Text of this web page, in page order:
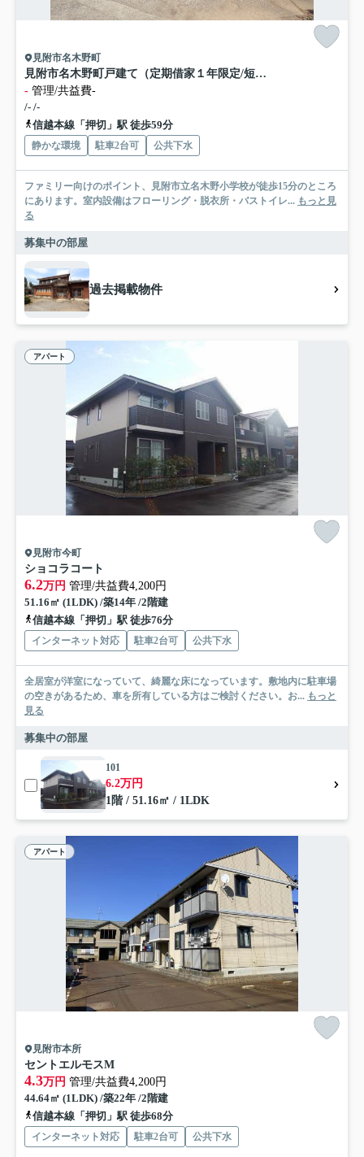
見附市名木野町
見附市名木野町戸建て（定期借家１年限定/短期解約金無）
- 管理/共益費-
/- /-
信越本線「押切」駅 徒歩59分
静かな環境 駐車2台可 公共下水
ファミリー向けのポイント、見附市立名木野小学校が徒歩15分のところ
にあります。室内設備はフローリング・脱衣所・バストイレ... もっと見
る
募集中の部屋
過去掲載物件
アパート
見附市今町
ショコラコート
6.2万円 管理/共益費4,200円
51.16㎡ (1LDK) /築14年 /2階建
信越本線「押切」駅 徒歩76分
インターネット対応 駐車2台可 公共下水
全居室が洋室になっていて、綺麗な床になっています。敷地内に駐車場
の空きがあるため、車を所有している方はご検討ください。お... もっと
見る
募集中の部屋
101
6.2万円
1階 / 51.16㎡ / 1LDK
アパート
見附市本所
セントエルモスM
4.3万円 管理/共益費4,200円
44.64㎡ (1LDK) /築22年 /2階建
信越本線「押切」駅 徒歩68分
インターネット対応 駐車2台可 公共下水